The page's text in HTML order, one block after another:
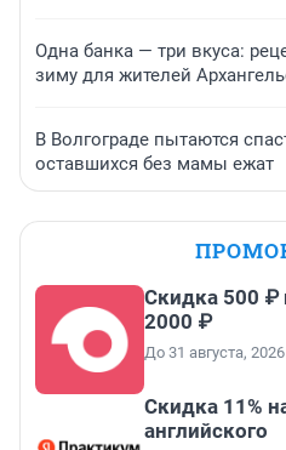
Одна банка — три вкуса:
зиму для жителей
В Волгограде пытаются
оставшихся без мамы ежат
Скидка 500 ₽
2000 ₽
До 31 августа, 2026
Скидка 11%
английского